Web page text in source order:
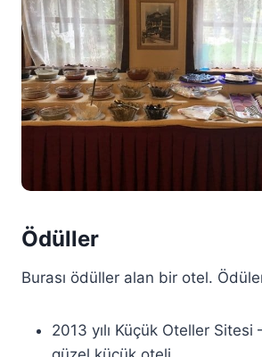
Ödüller
Burası ödüller alan bir otel.
2013 yılı Küçük Oteller Sitesi